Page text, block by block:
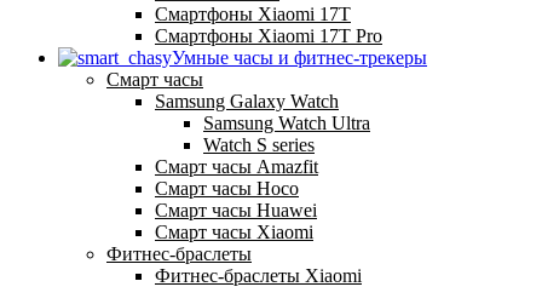
Смартфоны Xiaomi 17Т
Смартфоны Xiaomi 17Т Pro
Умные часы и фитнес-трекеры
Смарт часы
Samsung Galaxy Watch
Samsung Watch Ultra
Watch S series
Смарт часы Amazfit
Смарт часы Hoco
Смарт часы Huawei
Смарт часы Xiaomi
Фитнес-браслеты
Фитнес-браслеты Xiaomi